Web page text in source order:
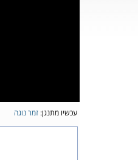
עכשיו מתנגן: זמר נוגה